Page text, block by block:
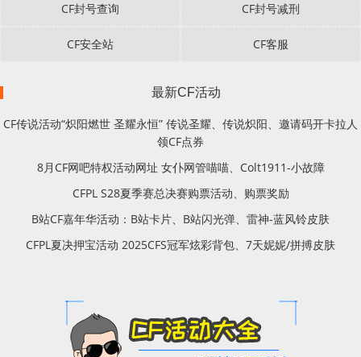
CF封号查询 CF封号减刑
CF安全站 CF客服
最新CF活动
CF传说活动“炽阳燃世 圣耀永恒” 传说圣耀、传说炽阳、邀请码开卡拉人
领CF点券
8月CF网吧特权活动网址 女仆网管喵喵、Colt1911-小故障
CFPL S28夏季赛总决赛购票活动、购票奖励
B站CF嘉年华活动：B站卡片、B站闪光弹、雷神-蓝风铃皮肤
CFPL夏决押宝活动 2025CFS冠军炫彩背包、7天妮妮/拼搏皮肤